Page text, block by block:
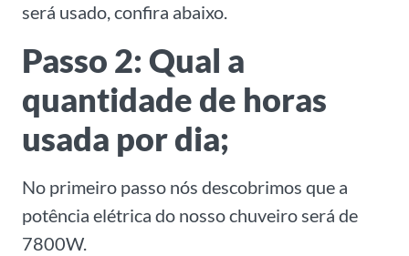
será usado, confira abaixo.
Passo 2: Qual a
quantidade de horas
usada por dia;
No primeiro passo nós descobrimos que a
potência elétrica do nosso chuveiro será de
7800W.